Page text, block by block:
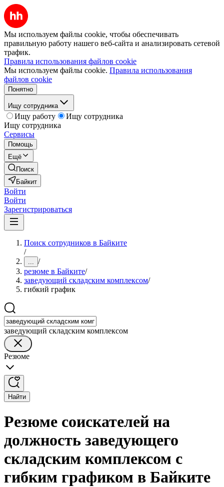
Мы используем файлы cookie, чтобы обеспечивать
правильную работу нашего веб-сайта и анализировать сетевой
трафик.
Правила использования файлов cookie
Мы используем файлы cookie. Правила использования
файлов cookie
Понятно
Ищу сотрудника
Ищу работу
Ищу сотрудника
Ищу сотрудника
Сервисы
Помощь
Ещё
Поиск
Байкит
Войти
Войти
Зарегистрироваться
Поиск сотрудников в Байките
/
... /
резюме в Байките/
заведующий складским комплексом/
гибкий график
заведующий складским комплексом
Резюме
Найти
Резюме соискателей на
должность заведующего
складским комплексом с
гибким графиком в Байките